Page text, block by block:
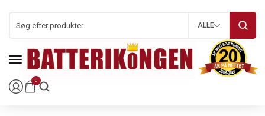
0
ALLE